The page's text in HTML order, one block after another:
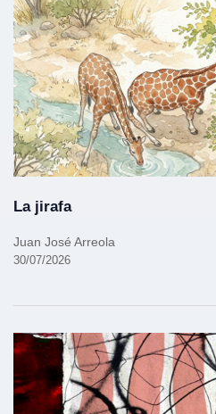
La jirafa
Juan José Arreola
30/07/2026